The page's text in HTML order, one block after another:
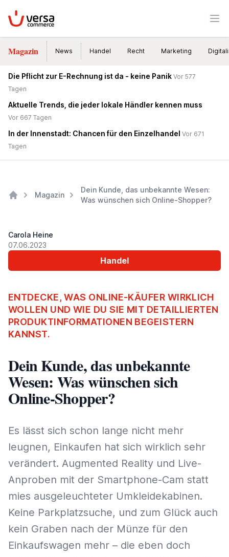
VersaCommerce
Magazin News Handel Recht Marketing
Die Pflicht zur E-Rechnung ist da - keine Panik Vor 577
Tagen
Aktuelle Trends, die jeder lokale Händler kennen muss
Vor 667 Tagen
In der Innenstadt: Chancen für den Einzelhandel Vor 671
Tagen
Magazin
Dein Kunde, das unbekannte Wesen:
Was wünschen sich Online-Shopper?
Handel
Carola Heine
07.06.2023
ENTDECKE, WAS ONLINE-KÄUFER WIRKLICH
WOLLEN UND WIE DU SIE MIT DETAILLIERTEN
PRODUKTINFORMATIONEN BEGEISTERN
KANNST.
Dein Kunde, das unbekannte
Wesen: Was wünschen sich
Online-Shopper?
Es lässt sich schon lange nicht mehr
leugnen, Einkaufen hat sich wirklich sehr
verändert. Augmented Reality und Live-
Anproben mit der Smartphone-Cam statt
mies ausgeleuchteter Umkleidekabinen.
Keine Parkplatzsuche, und zum Glück auch
kein Graben nach der Münze für den
Einkaufswagen mehr – die eben doch